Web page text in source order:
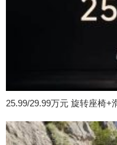
25.99/29.99万元 旋转座椅+